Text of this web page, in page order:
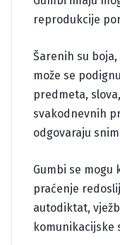
reprodukcije
Šarenih su
može se
predmeta,
svakodnevnih
odgovaraju
Gumbi se mogu
praćenje
autodiktat,
komunikacijske